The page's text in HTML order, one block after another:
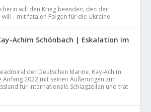
will den Krieg beenden, den der
– mit fatalen Folgen für die Ukraine
Achim Schönbach | Eskalation im
der Deutschen Marine, Kay-Achim
Anfang 2022 mit seinen Äußerungen zur
für internationale Schlagzeilen und trat